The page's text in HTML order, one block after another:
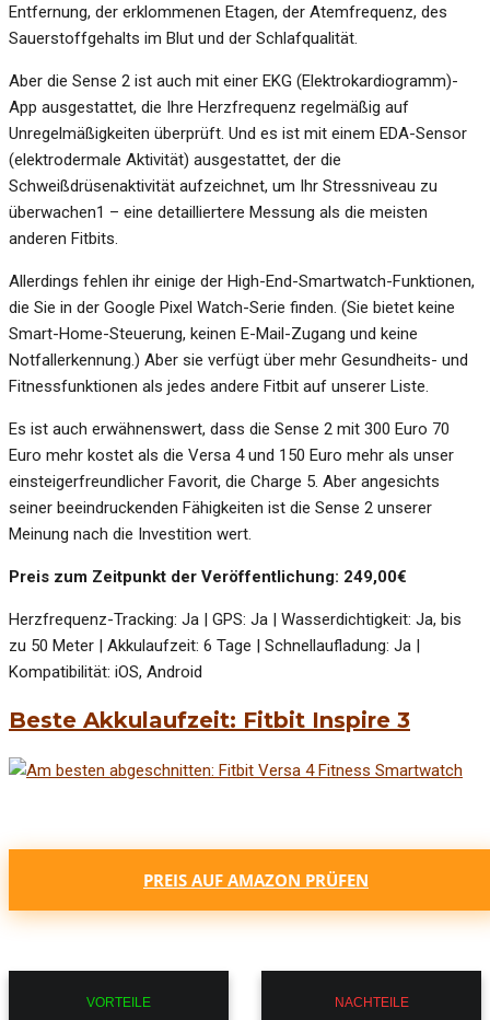
Entfernung, der erklommenen Etagen, der Atemfrequenz, des
Sauerstoffgehalts im Blut und der Schlafqualität.
Aber die Sense 2 ist auch mit einer EKG (Elektrokardiogramm)-
App ausgestattet, die Ihre Herzfrequenz regelmäßig auf
Unregelmäßigkeiten überprüft. Und es ist mit einem EDA-Sensor
(elektrodermale Aktivität) ausgestattet, der die
Schweißdrüsenaktivität aufzeichnet, um Ihr Stressniveau zu
überwachen1 – eine detailliertere Messung als die meisten
anderen Fitbits.
Allerdings fehlen ihr einige der High-End-Smartwatch-Funktionen,
die Sie in der Google Pixel Watch-Serie finden. (Sie bietet keine
Smart-Home-Steuerung, keinen E-Mail-Zugang und keine
Notfallerkennung.) Aber sie verfügt über mehr Gesundheits- und
Fitnessfunktionen als jedes andere Fitbit auf unserer Liste.
Es ist auch erwähnenswert, dass die Sense 2 mit 300 Euro 70
Euro mehr kostet als die Versa 4 und 150 Euro mehr als unser
einsteigerfreundlicher Favorit, die Charge 5. Aber angesichts
seiner beeindruckenden Fähigkeiten ist die Sense 2 unserer
Meinung nach die Investition wert.
Preis zum Zeitpunkt der Veröffentlichung: 249,00€
Herzfrequenz-Tracking: Ja | GPS: Ja | Wasserdichtigkeit: Ja, bis
zu 50 Meter | Akkulaufzeit: 6 Tage | Schnellaufladung: Ja |
Kompatibilität: iOS, Android
Beste Akkulaufzeit: Fitbit Inspire 3
PREIS AUF AMAZON PRÜFEN
VORTEILE NACHTEILE